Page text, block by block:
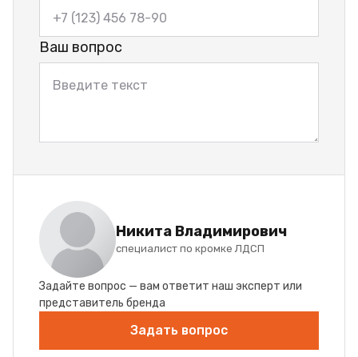
Ваш вопрос
Никита Владимирович
специалист по кромке ЛДСП
Задайте вопрос — вам ответит наш эксперт или
представитель бренда
Задать вопрос